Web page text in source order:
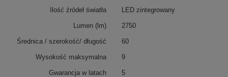
Ilość źródeł światła LED zintegrowany
Lumen (lm) 2750
Średnica / szerokość/ długość 60
Wysokość maksymalna 9
Gwarancja w latach 5